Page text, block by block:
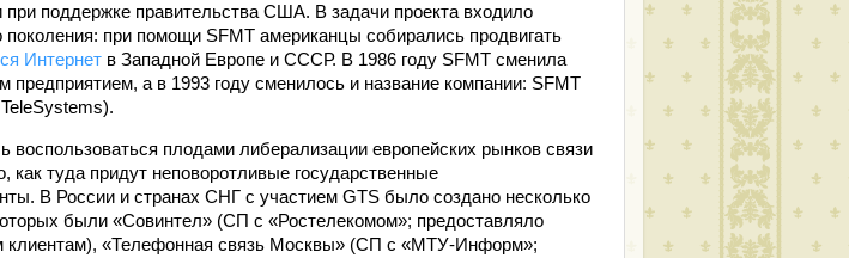
при поддержке правительства США. В задачи проекта входило
поколения: при помощи SFMT американцы собирались продвигать
Интернет в Западной Европе и СССР. В 1986 году SFMT сменила
предприятием, а в 1993 году сменилось и название компании: SFMT
плодами либерализации европейских рынков связи
как туда придут неповоротливые государственные
В России и странах СНГ с участием GTS было создано несколько
были «Совинтел» (СП с «Ростелекомом»; предоставляло
клиентам), «Телефонная связь Москвы» (СП с «МТУ-Информ»;